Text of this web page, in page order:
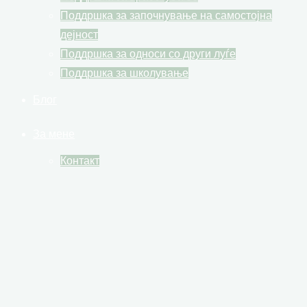
Поддршка за започнување на самостојна
дејност
Поддршка за односи со други луѓе
Поддршка за школување
Контакт